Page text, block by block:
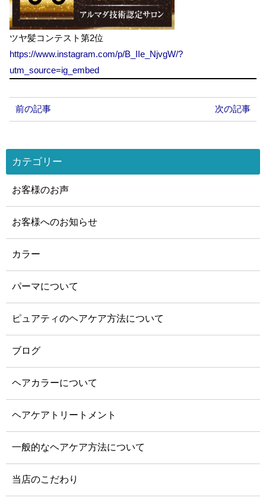
ツヤ髪コンテスト第2位
https://www.instagram.com/p/B_IIe_NjvgW/?
utm_source=ig_embed
前の記事 次の記事
カテゴリー
お客様のお声
お客様へのお知らせ
カラー
パーマについて
ピュアティのヘアケア方法について
ブログ
ヘアカラーについて
ヘアケアトリートメント
一般的なヘアケア方法について
当店のこだわり